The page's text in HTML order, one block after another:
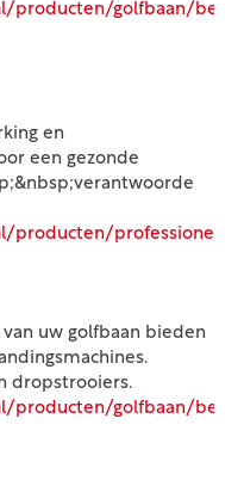
producten/golfbaan/
en
een gezonde
producten/
uw golfbaan bieden
dropstrooiers.
producten/golfbaan/